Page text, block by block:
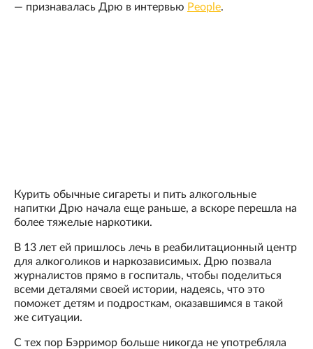
— признавалась Дрю в интервью People.
Курить обычные сигареты и пить алкогольные
напитки Дрю начала еще раньше, а вскоре перешла на
более тяжелые наркотики.
В 13 лет ей пришлось лечь в реабилитационный центр
для алкоголиков и наркозависимых. Дрю позвала
журналистов прямо в госпиталь, чтобы поделиться
всеми деталями своей истории, надеясь, что это
поможет детям и подросткам, оказавшимся в такой
же ситуации.
С тех пор Бэрримор больше никогда не употребляла